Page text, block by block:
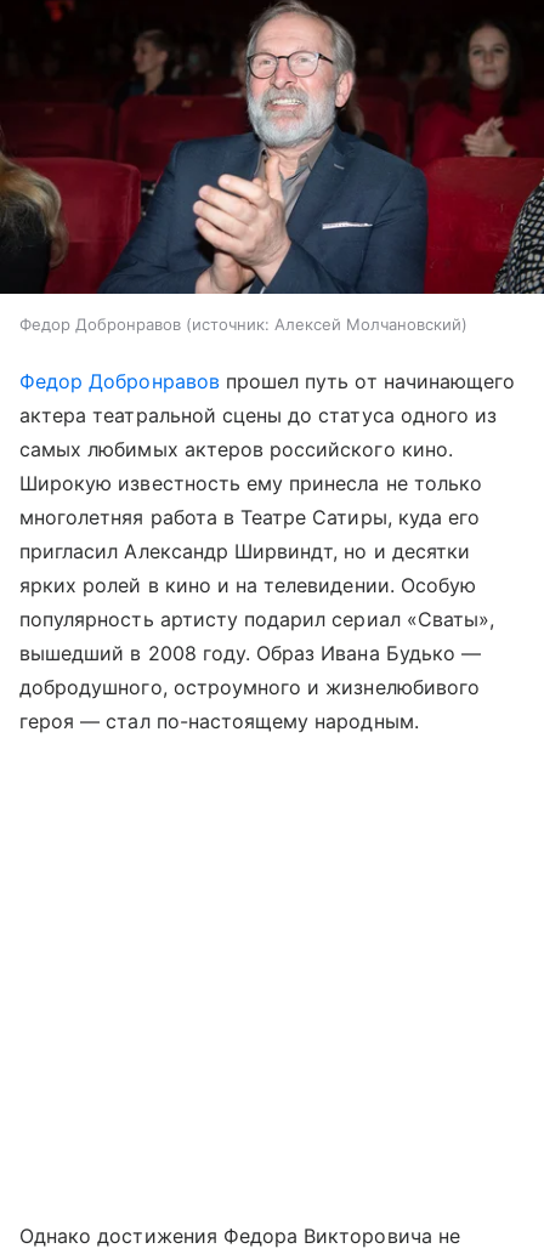
Федор Добронравов источник: Алексей Молчановский
Федор Добронравовпрошел путь от начинающего
актера театральной сцены до статуса одного из
самых любимых актеров российского кино.
Широкую известность ему принесла не только
многолетняя работа в Театре Сатиры, куда его
пригласил Александр Ширвиндт, но и десятки
ярких ролей в кино и на телевидении. Особую
популярность артисту подарил сериал «Сваты»,
вышедший в 2008 году. Образ Ивана Будько —
добродушного, остроумного и жизнелюбивого
героя — стал по-настоящему народным.
Однако достижения Федора Викторовича не